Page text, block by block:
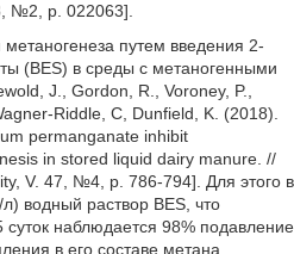
№2, p. 022063].
путем введения 2-
(BES) в среды с метаногенными
J., Gordon, R., Voroney, P.,
Riddle, C, Dunfield, K. (2018).
permanganate inhibit
in stored liquid dairy manure. //
V. 47, №4, p. 786-794]. Для этого в
водный раствор BES, что
суток наблюдается 98% подавление
в его составе метана.